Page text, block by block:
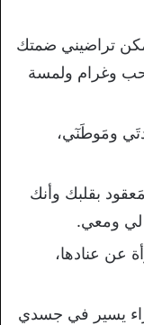
تراضيني ضمتك
وغرام ولمسة
ومَوطَنٓي،
بقلبك وأنك
لي ومعي.
عن عنادها،
يسير في جسدي